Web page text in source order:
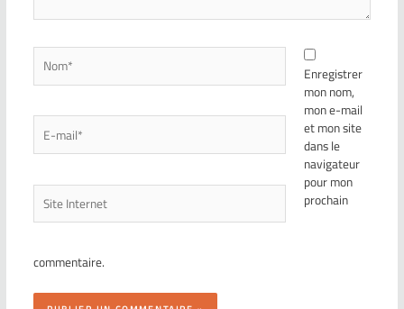
Enregistrer
mon nom,
mon e-mail
et mon site
dans le
navigateur
pour mon
prochain
commentaire.